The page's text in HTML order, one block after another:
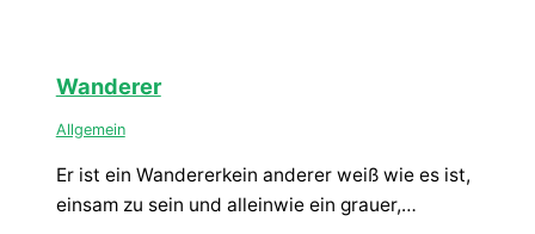
Wanderer
Allgemein
Er ist ein Wandererkein anderer weiß wie es ist,
einsam zu sein und alleinwie ein grauer,…